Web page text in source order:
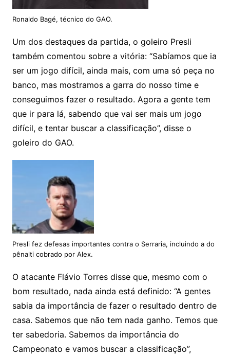
Ronaldo Bagé, técnico do GAO.
Um dos destaques da partida, o goleiro Presli
também comentou sobre a vitória: “Sabíamos que ia
ser um jogo difícil, ainda mais, com uma só peça no
banco, mas mostramos a garra do nosso time e
conseguimos fazer o resultado. Agora a gente tem
que ir para lá, sabendo que vai ser mais um jogo
difícil, e tentar buscar a classificação”, disse o
goleiro do GAO.
Presli fez defesas importantes contra o Serraria, incluindo a do
pênalti cobrado por Alex.
O atacante Flávio Torres disse que, mesmo com o
bom resultado, nada ainda está definido: “A gentes
sabia da importância de fazer o resultado dentro de
casa. Sabemos que não tem nada ganho. Temos que
ter sabedoria. Sabemos da importância do
Campeonato e vamos buscar a classificação”,